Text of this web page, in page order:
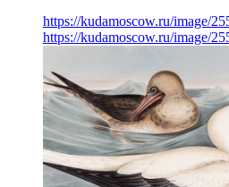
https://kudamoscow.ru/image/
https://kudamoscow.ru/image/